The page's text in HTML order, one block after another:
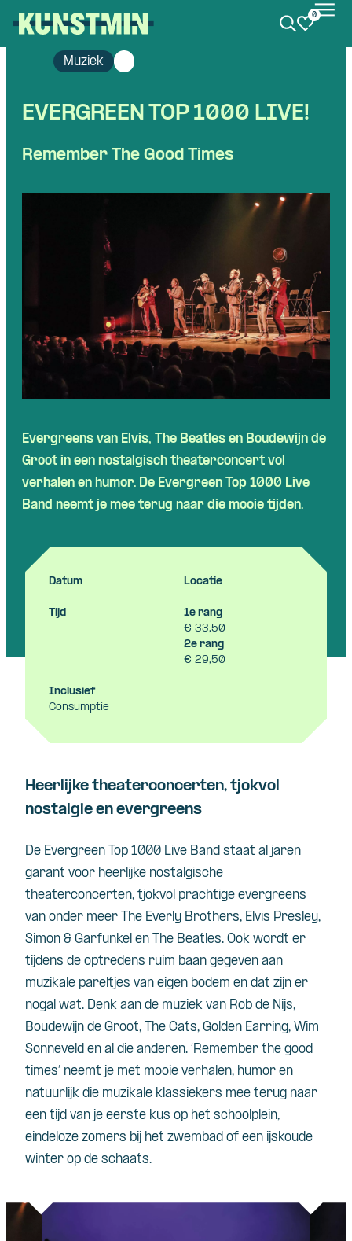
Skip navigatie
0
Muziek
EVERGREEN TOP 1000 LIVE!
Remember The Good Times
Evergreens van Elvis, The Beatles en Boudewijn de
Groot in een nostalgisch theaterconcert vol
verhalen en humor. De Evergreen Top 1000 Live
Band neemt je mee terug naar die mooie tijden.
Datum Locatie
Tijd
1e rang
€ 33,50
2e rang
€ 29,50
Inclusief
Consumptie
Heerlijke theaterconcerten, tjokvol
nostalgie en evergreens
De Evergreen Top 1000 Live Band staat al jaren
garant voor heerlijke nostalgische
theaterconcerten, tjokvol prachtige evergreens
van onder meer The Everly Brothers, Elvis Presley,
Simon & Garfunkel en The Beatles. Ook wordt er
tijdens de optredens ruim baan gegeven aan
muzikale pareltjes van eigen bodem en dat zijn er
nogal wat. Denk aan de muziek van Rob de Nijs,
Boudewijn de Groot, The Cats, Golden Earring, Wim
Sonneveld en al die anderen. ‘Remember the good
times’ neemt je met mooie verhalen, humor en
natuurlijk die muzikale klassiekers mee terug naar
een tijd van je eerste kus op het schoolplein,
eindeloze zomers bij het zwembad of een ijskoude
winter op de schaats.